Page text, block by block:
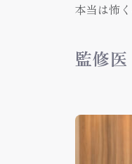
本当は怖
監修医